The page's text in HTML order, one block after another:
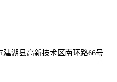
湖县高新技术区南环路66号